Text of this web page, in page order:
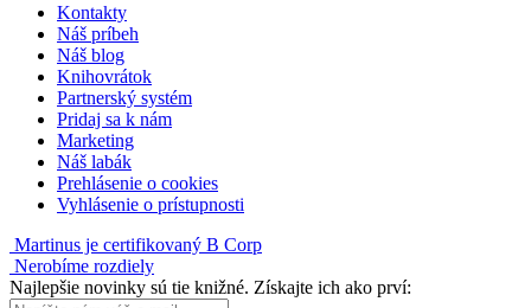
Kontakty
Náš príbeh
Náš blog
Knihovrátok
Partnerský systém
Pridaj sa k nám
Marketing
Náš labák
Prehlásenie o cookies
Vyhlásenie o prístupnosti
Martinus je certifikovaný B Corp
Nerobíme rozdiely
Najlepšie novinky sú tie knižné. Získajte ich ako prví: